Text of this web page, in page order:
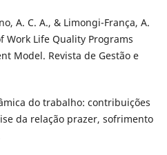
A. C. A., & Limongi-França, A.
Work Life Quality Programs
Model. Revista de Gestão e
do trabalho: contribuições
da relação prazer, sofrimento